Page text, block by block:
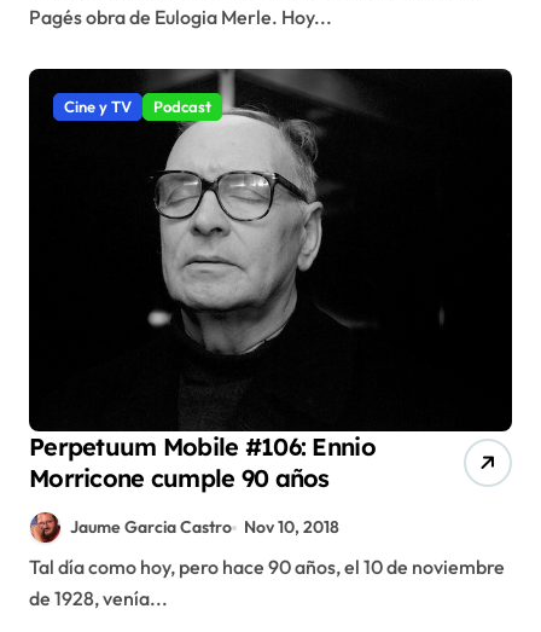
Pagés obra de Eulogia Merle. Hoy...
Cine y TV Podcast
Perpetuum Mobile #106: Ennio
Morricone cumple 90 años
Jaume Garcia Castro Nov 10, 2018
Tal día como hoy, pero hace 90 años, el 10 de noviembre
de 1928, venía...